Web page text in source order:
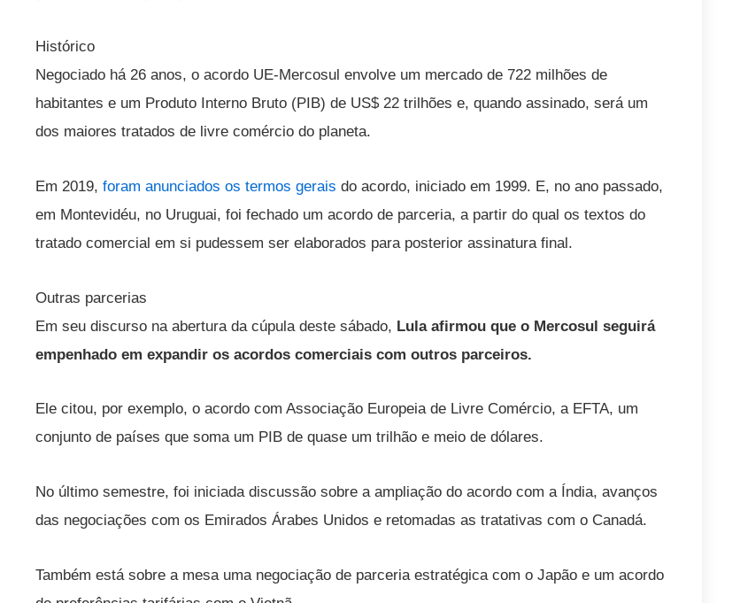
Histórico
Negociado há 26 anos, o acordo UE-Mercosul envolve um mercado de 722 milhões de
habitantes e um Produto Interno Bruto (PIB) de US$ 22 trilhões e, quando assinado, será um
dos maiores tratados de livre comércio do planeta.
Em 2019, foram anunciados os termos gerais do acordo, iniciado em 1999. E, no ano passado,
em Montevidéu, no Uruguai, foi fechado um acordo de parceria, a partir do qual os textos do
tratado comercial em si pudessem ser elaborados para posterior assinatura final.
Outras parcerias
Em seu discurso na abertura da cúpula deste sábado, Lula afirmou que o Mercosul seguirá
empenhado em expandir os acordos comerciais com outros parceiros.
Ele citou, por exemplo, o acordo com Associação Europeia de Livre Comércio, a EFTA, um
conjunto de países que soma um PIB de quase um trilhão e meio de dólares.
No último semestre, foi iniciada discussão sobre a ampliação do acordo com a Índia, avanços
das negociações com os Emirados Árabes Unidos e retomadas as tratativas com o Canadá.
Também está sobre a mesa uma negociação de parceria estratégica com o Japão e um acordo